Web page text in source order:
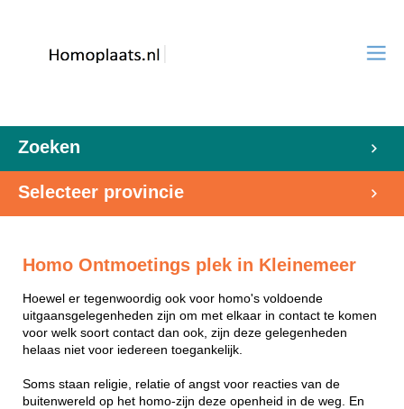
Zoeken
Selecteer provincie
Homo Ontmoetings plek in Kleinemeer
Hoewel er tegenwoordig ook voor homo's voldoende
uitgaansgelegenheden zijn om met elkaar in contact te komen
voor welk soort contact dan ook, zijn deze gelegenheden
helaas niet voor iedereen toegankelijk.
Soms staan religie, relatie of angst voor reacties van de
buitenwereld op het homo-zijn deze openheid in de weg. En